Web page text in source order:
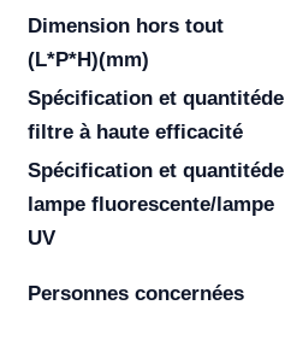
Dimension hors tout
(L*P*H)(mm)
Spécification et quantitéde
filtre à haute efficacité
Spécification et quantitéde
lampe fluorescente/lampe
UV
Personnes concernées